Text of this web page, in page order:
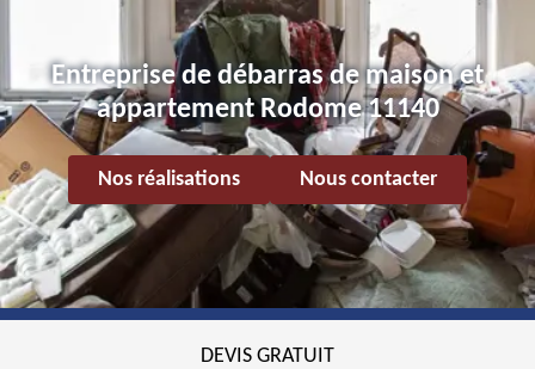
Entreprise de débarras de maison et
appartement Rodome 11140
Nos réalisations Nous contacter
DEVIS GRATUIT